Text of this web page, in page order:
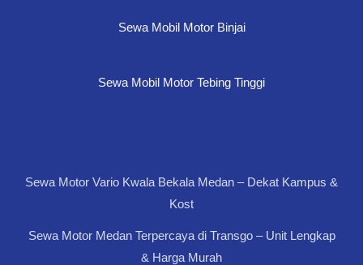
Sewa Mobil Motor Binjai
Sewa Mobil Motor Tebing Tinggi
Sewa Motor Vario Kwala Bekala Medan – Dekat Kampus &
Kost
Sewa Motor Medan Terpercaya di Transgo – Unit Lengkap
& Harga Murah